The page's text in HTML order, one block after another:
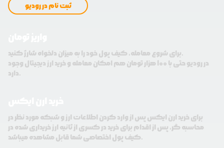
ثبت نام در رودیو
برای شروع معامله، کیف پول خود را به میزان دلخواه شارژ کنید.
در رودیو حتی با 100 هزار تومان هم امکان معامله و خرید ارز دیجیتال وجود
دارد.
برای خرید ارن ایکس پس از وارد کردن اطلاعات ارز و شبکه مورد نظر در
محاسبه گر، پس از اقدام برای خرید در کسری از ثانیه ارز خریداری شده در
کیف پول اختصاصی شما قابل مشاهده میباشد.